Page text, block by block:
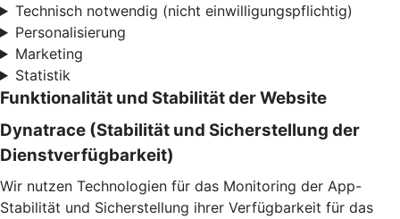
Technisch notwendig (nicht einwilligungspflichtig)
Personalisierung
Marketing
Statistik
Funktionalität und Stabilität der Website
Dynatrace (Stabilität und Sicherstellung der
Dienstverfügbarkeit)
Wir nutzen Technologien für das Monitoring der App-
Stabilität und Sicherstellung ihrer Verfügbarkeit für das